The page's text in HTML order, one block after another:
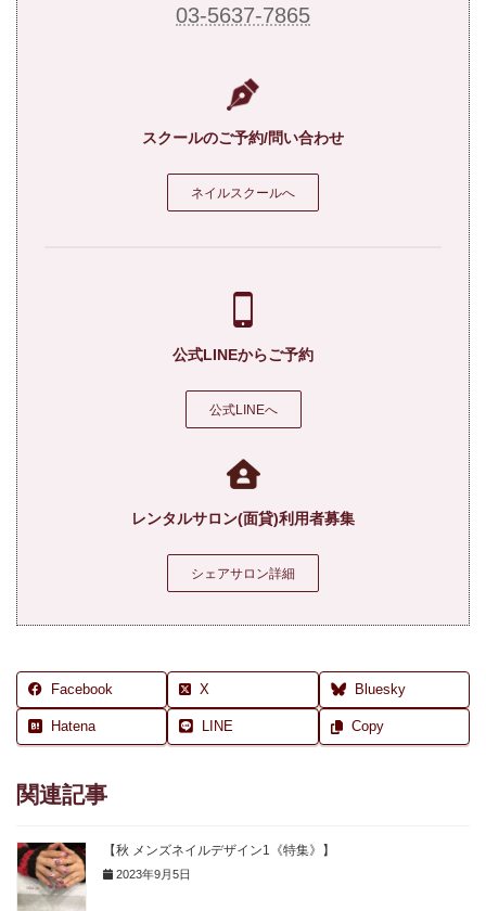
03-5637-7865
スクールのご予約/問い合わせ
ネイルスクールへ
公式LINEからご予約
公式LINEへ
レンタルサロン(面貸)利用者募集
シェアサロン詳細
Facebook X Bluesky
Hatena LINE Copy
関連記事
【秋 メンズネイルデザイン1《特集》】
2023年9月5日